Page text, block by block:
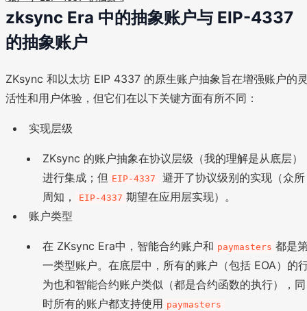
zksync Era 中的抽象账户与 EIP-4337
的抽象账户
ZKsync 和以太坊 EIP 4337 的原生账户抽象旨在增强账户的
活性和用户体验，但它们在以下关键方面有所不同：
实现层级
ZKsync 的账户抽象在协议层级（我的理解是从底层）
进行集成；但 EIP-4337
避开了协议级别的实现（众所
周知，
EIP-4337 期望在应用层实现）。
账户类型
在 ZKsync Era中，智能合约账户和 paymasters 都是
一类型账户。在底层中，所有的账户（包括 EOA）的
为也和智能合约账户类似（都是合约函数的执行），同
时所有的账户都支持使用 paymasters